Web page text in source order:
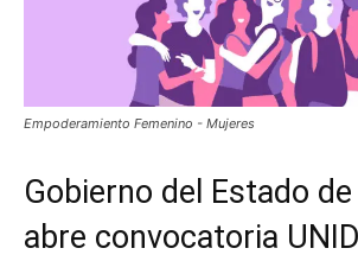
Empoderamiento Femenino - Mujeres
Gobierno del Estado
abre convocatoria